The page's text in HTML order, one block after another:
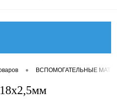
• ВСПОМОГАТЕЛЬНЫЕ